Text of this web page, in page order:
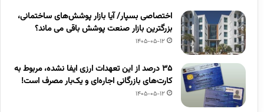
اختصاصی بسپار/ آیا بازار پوشش‌های ساختمانی،
بزرگترین بازار صنعت پوشش باقی می ماند؟
1405-05-12
۳۵ درصد از این تعهدات ارزی ایفا نشده، مربوط به
کارت‌های بازرگانی اجاره‌ای و یک‌بار مصرف است!
1405-05-12